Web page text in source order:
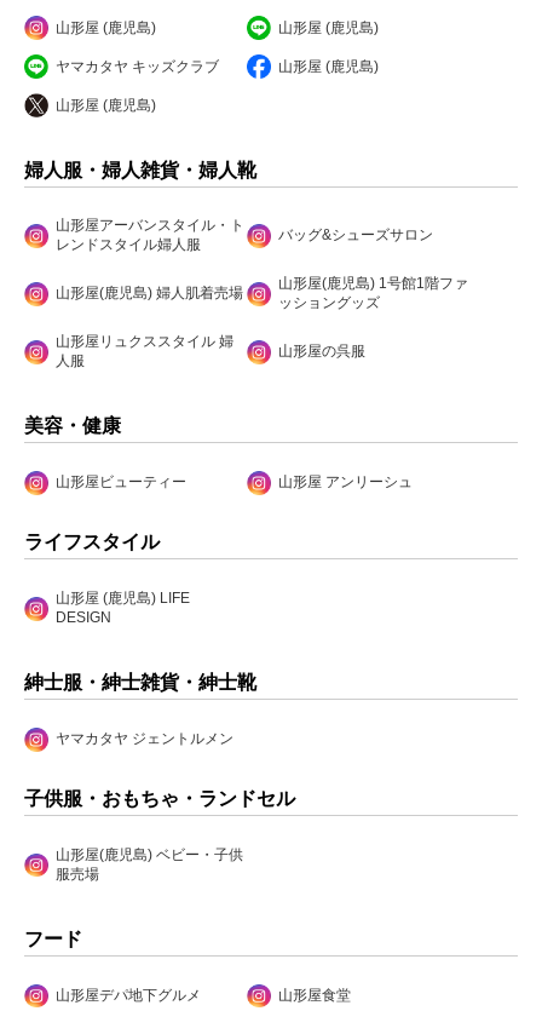
山形屋 (鹿児島) 山形屋 (鹿児島)
ヤマカタヤ キッズクラブ 山形屋 (鹿児島)
山形屋 (鹿児島)
婦人服・婦人雑貨・婦人靴
山形屋アーバンスタイル・ト
レンドスタイル婦人服
バッグ&シューズサロン
山形屋(鹿児島) 婦人肌着売場
山形屋(鹿児島) 1号館1階ファ
ッショングッズ
山形屋リュクススタイル 婦
人服
山形屋の呉服
美容・健康
山形屋ビューティー 山形屋 アンリーシュ
ライフスタイル
山形屋 (鹿児島) LIFE
DESIGN
紳士服・紳士雑貨・紳士靴
ヤマカタヤ ジェントルメン
子供服・おもちゃ・ランドセル
山形屋(鹿児島) ベビー・子供
服売場
フード
山形屋デパ地下グルメ 山形屋食堂